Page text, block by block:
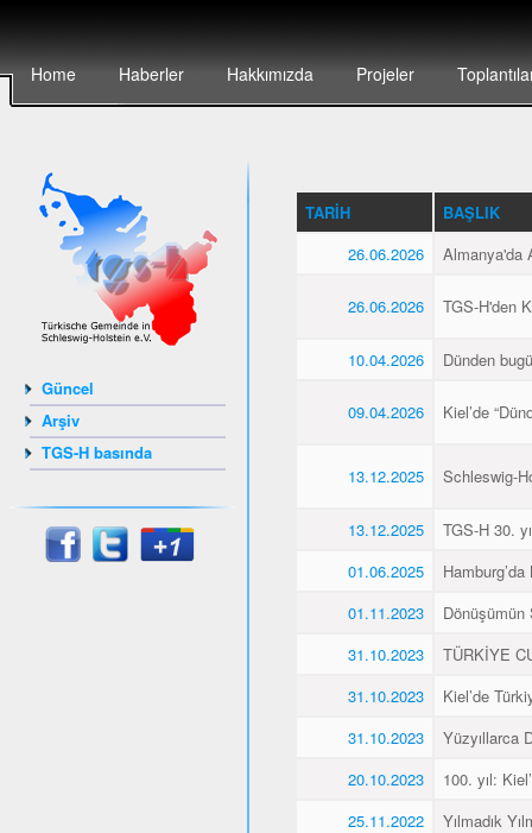
Home Haberler Hakkımızda Projeler
Güncel
Arşiv
TGS-H basında
TARIH
BAŞLIK
26.06.2026
Almanya'da
26.06.2026 TGS-H'den
10.04.2026 Dünden
09.04.2026 Kiel’de
13.12.2025 Schleswig-
13.12.2025
TGS-H 30.
01.06.2025
01.11.2023
Dönüşümün
31.10.2023
TÜRKİYE
31.10.2023
Kiel’de
31.10.2023
Yüzyıllarca
20.10.2023
100. yıl:
25.11.2022
Yılmadık